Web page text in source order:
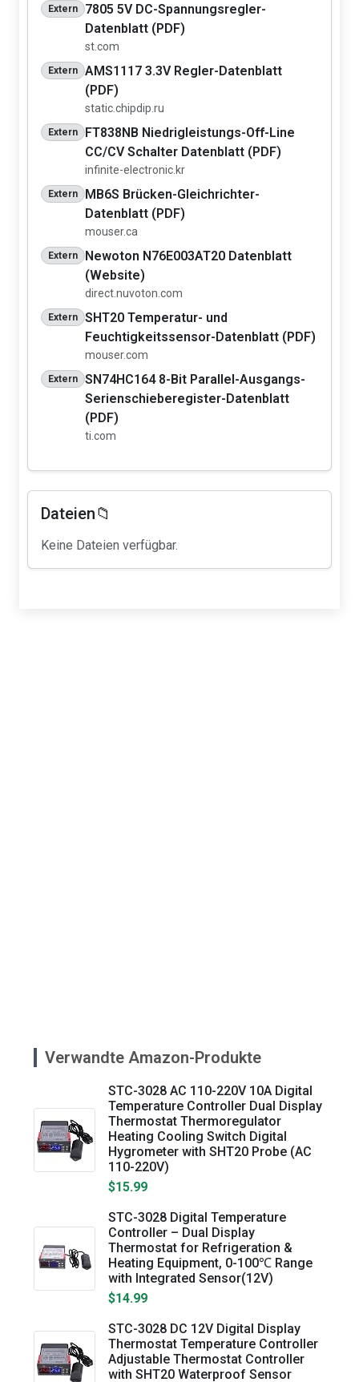
Extern
7805 5V DC-Spannungsregler-
Datenblatt (PDF)
st.com
Extern
AMS1117 3.3V Regler-Datenblatt
(PDF)
static.chipdip.ru
Extern
FT838NB Niedrigleistungs-Off-Line
CC/CV Schalter Datenblatt (PDF)
infinite-electronic.kr
Extern
MB6S Brücken-Gleichrichter-
Datenblatt (PDF)
mouser.ca
Extern
Newoton N76E003AT20 Datenblatt
(Website)
direct.nuvoton.com
Extern
SHT20 Temperatur- und
Feuchtigkeitssensor-Datenblatt (PDF)
mouser.com
Extern
SN74HC164 8-Bit Parallel-Ausgangs-
Serienschieberegister-Datenblatt
(PDF)
ti.com
Dateien📁
Keine Dateien verfügbar.
Verwandte Amazon-Produkte
STC-3028 AC 110-220V 10A Digital
Temperature Controller Dual Display
Thermostat Thermoregulator
Heating Cooling Switch Digital
Hygrometer with SHT20 Probe (AC
110-220V)
$15.99
STC-3028 Digital Temperature
Controller – Dual Display
Thermostat for Refrigeration &
Heating Equipment, 0-100℃ Range
with Integrated Sensor(12V)
$14.99
STC-3028 DC 12V Digital Display
Thermostat Temperature Controller
Adjustable Thermostat Controller
with SHT20 Waterproof Sensor